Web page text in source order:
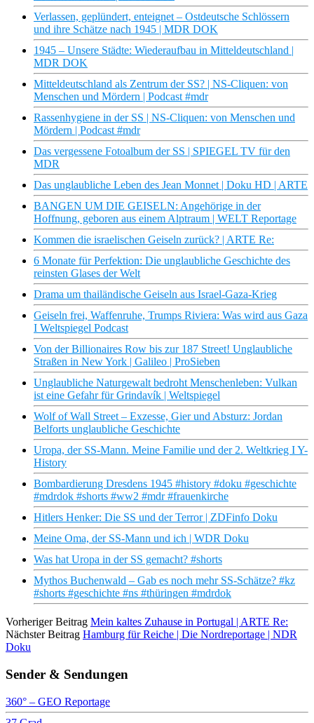
Verlassen, geplündert, enteignet – Ostdeutsche Schlössern
und ihre Schätze nach 1945 | MDR DOK
1945 – Unsere Städte: Wiederaufbau in Mitteldeutschland |
MDR DOK
Mitteldeutschland als Zentrum der SS? | NS-Cliquen: von
Menschen und Mördern | Podcast #mdr
Rassenhygiene in der SS | NS-Cliquen: von Menschen und
Mördern | Podcast #mdr
Das vergessene Fotoalbum der SS | SPIEGEL TV für den
MDR
Das unglaubliche Leben des Jean Monnet | Doku HD | ARTE
BANGEN UM DIE GEISELN: Angehörige in der
Hoffnung, geboren aus einem Alptraum | WELT Reportage
Kommen die israelischen Geiseln zurück? | ARTE Re:
6 Monate für Perfektion: Die unglaubliche Geschichte des
reinsten Glases der Welt
Drama um thailändische Geiseln aus Israel-Gaza-Krieg
Geiseln frei, Waffenruhe, Trumps Riviera: Was wird aus Gaza
I Weltspiegel Podcast
Von der Billionaires Row bis zur 187 Street! Unglaubliche
Straßen in New York | Galileo | ProSieben
Unglaubliche Naturgewalt bedroht Menschenleben: Vulkan
ist eine Gefahr für Grindavík | Weltspiegel
Wolf of Wall Street – Exzesse, Gier und Absturz: Jordan
Belforts unglaubliche Geschichte
Uropa, der SS-Mann. Meine Familie und der 2. Weltkrieg I Y-
History
Bombardierung Dresdens 1945 #history #doku #geschichte
#mdrdok #shorts #ww2 #mdr #frauenkirche
Hitlers Henker: Die SS und der Terror | ZDFinfo Doku
Meine Oma, der SS-Mann und ich | WDR Doku
Was hat Uropa in der SS gemacht? #shorts
Mythos Buchenwald – Gab es noch mehr SS-Schätze? #kz
#shorts #geschichte #ns #thüringen #mdrdok
Vorheriger Beitrag Mein kaltes Zuhause in Portugal | ARTE Re:
Nächster Beitrag Hamburg für Reiche | Die Nordreportage | NDR
Doku
Sender & Sendungen
360° – GEO Reportage